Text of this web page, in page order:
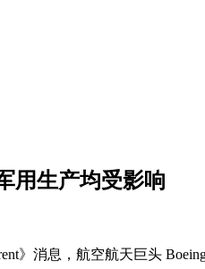
用生产均受影响
》消息，航空航天巨头